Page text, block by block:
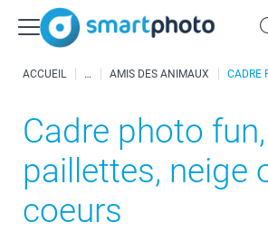
ACCUEIL AMIS DES ANIMAUX CADRE
Cadre photo fun,
paillettes, neige
coeurs